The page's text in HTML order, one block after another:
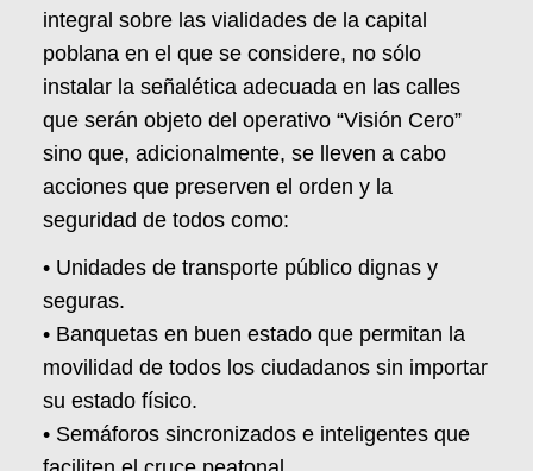
integral sobre las vialidades de la capital
poblana en el que se considere, no sólo
instalar la señalética adecuada en las calles
que serán objeto del operativo “Visión Cero”
sino que, adicionalmente, se lleven a cabo
acciones que preserven el orden y la
seguridad de todos como:
• Unidades de transporte público dignas y
seguras.
• Banquetas en buen estado que permitan la
movilidad de todos los ciudadanos sin importar
su estado físico.
• Semáforos sincronizados e inteligentes que